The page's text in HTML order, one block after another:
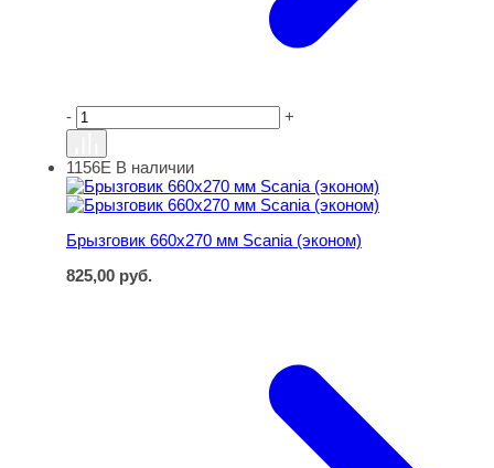
- +
Брызговик 660х270 мм Scania (эконом)
1156Е В наличии
Брызговик 660х270 мм Scania (эконом)
825,00 руб.